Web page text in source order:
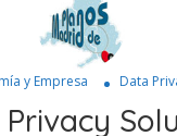
y Empresa Data